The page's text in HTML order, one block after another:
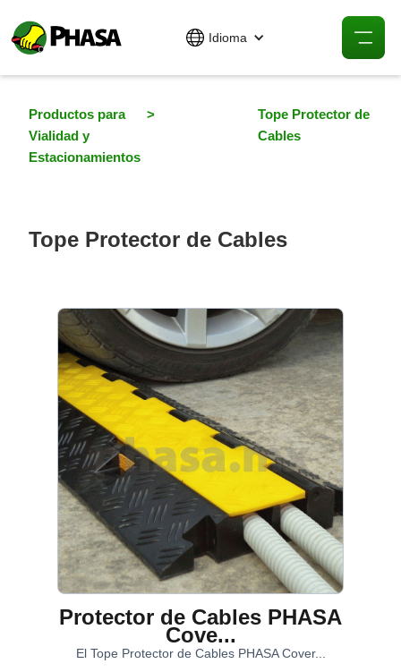
Idioma
Productos para
Vialidad y
Estacionamientos
>
Tope Protector de
Cables
Tope Protector de Cables
Protector de Cables PHASA
Cove...
El Tope Protector de Cables PHASA Cover...